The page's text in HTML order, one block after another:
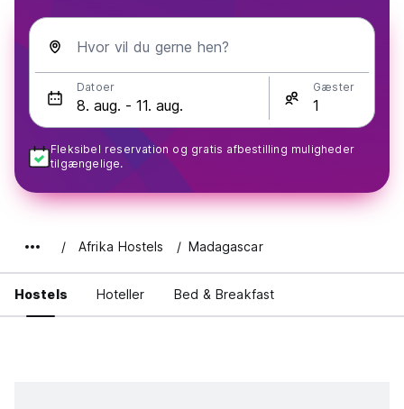
Hvor vil du gerne hen?
Datoer Gæster
Fleksibel reservation og gratis afbestilling muligheder
tilgængelige.
Afrika Hostels Madagascar
Hostels Hoteller Bed & Breakfast